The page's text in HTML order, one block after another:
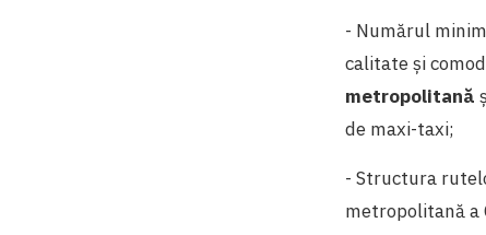
- Numărul
calitate și
metropolitană
de maxi-taxi;
- Structura
metropolitană a